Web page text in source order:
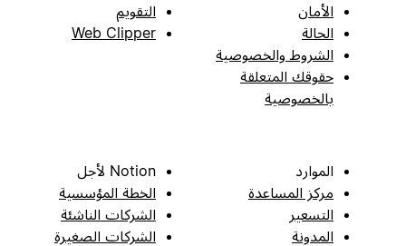
الأمان
الحالة
الشروط والخصوصية
حقوقك المتعلقة
بالخصوصية
التقويم
Web Clipper
الموارد
مركز المساعدة
التسعير
المدونة
Notion لأجل
الخطة المؤسسية
الشركات الناشئة
الشركات الصغيرة